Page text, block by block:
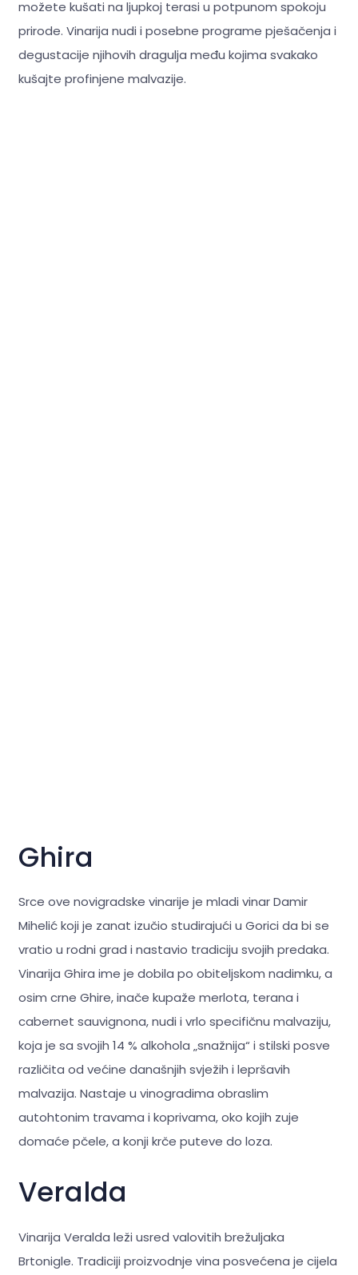
možete kušati na ljupkoj terasi u potpunom spokoju
prirode. Vinarija nudi i posebne programe pješačenja i
degustacije njihovih dragulja među kojima svakako
kušajte profinjene malvazije.
Ghira
Srce ove novigradske vinarije je mladi vinar Damir
Mihelić koji je zanat izučio studirajući u Gorici da bi se
vratio u rodni grad i nastavio tradiciju svojih predaka.
Vinarija Ghira ime je dobila po obiteljskom nadimku, a
osim crne Ghire, inače kupaže merlota, terana i
cabernet sauvignona, nudi i vrlo specifičnu malvaziju,
koja je sa svojih 14 % alkohola „snažnija“ i stilski posve
različita od većine današnjih svježih i lepršavih
malvazija. Nastaje u vinogradima obraslim
autohtonim travama i koprivama, oko kojih zuje
domaće pčele, a konji krče puteve do loza.
Veralda
Vinarija Veralda leži usred valovitih brežuljaka
Brtonigle. Tradiciji proizvodnje vina posvećena je cijela